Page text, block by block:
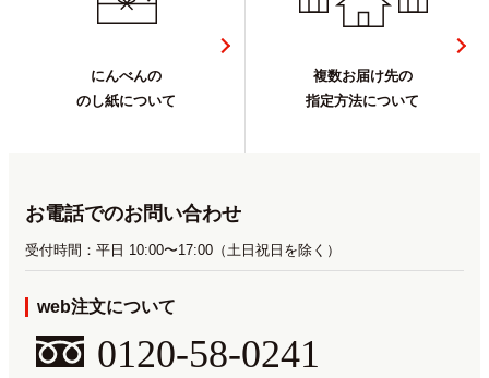
にんべんの
のし紙について
複数お届け先の
指定方法について
お電話でのお問い合わせ
受付時間：平日 10:00〜17:00（土日祝日を除く）
web注文について
0120-58-0241